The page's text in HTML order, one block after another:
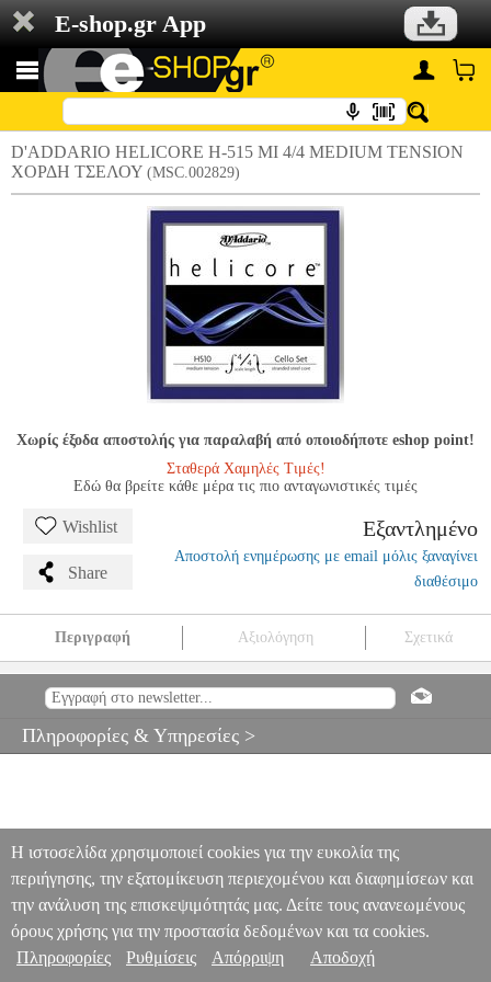
E-shop.gr App
D'ADDARIO HELICORE H-515 ΜΙ 4/4 MEDIUM TENSION
ΧΟΡΔΗ ΤΣΕΛΟΥ (MSC.002829)
Χωρίς έξοδα αποστολής για παραλαβή από οποιοδήποτε eshop point!
Σταθερά Χαμηλές Τιμές!
Εδώ θα βρείτε κάθε μέρα τις πιο ανταγωνιστικές τιμές
Wishlist
Share
Εξαντλημένο
Αποστολή ενημέρωσης με email μόλις ξαναγίνει
διαθέσιμο
Περιγραφή Αξιολόγηση Σχετικά
ΧΟΡΔΗ ΤΣΕΛΟΥ MSC.002829
DADDARIO
MEDIUM TENSION ΧΟΡΔΗ ΤΣΕΛΟΥ
Πληροφορίες & Υπηρεσίες >
Η ιστοσελίδα χρησιμοποιεί cookies για την ευκολία της
περιήγησης, την εξατομίκευση περιεχομένου και διαφημίσεων και
την ανάλυση της επισκεψιμότητάς μας. Δείτε τους ανανεωμένους
όρους χρήσης για την προστασία δεδομένων και τα cookies.
Πληροφορίες
Ρυθμίσεις Απόρριψη Αποδοχή